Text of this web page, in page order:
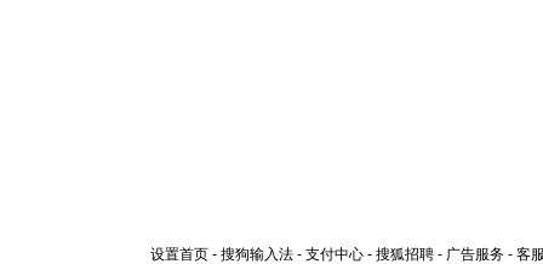
设置首页 - 搜狗输入法 - 支付中心 - 搜狐招聘 - 广告服务 - 客